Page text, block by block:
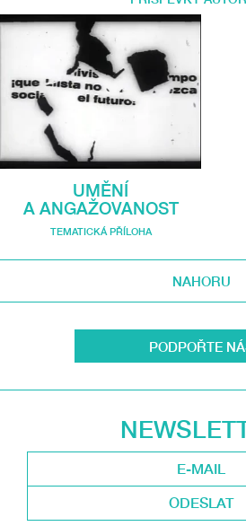
UMĚNÍ
A ANGAŽOVANOST
TEMATICKÁ PŘÍLOHA
NAHORU
PODPOŘTE
ODESLAT